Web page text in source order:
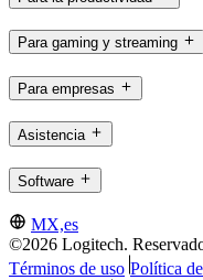
Para gaming y streaming
Para empresas
Asistencia
Software
MX,es
©2026 Logitech.
Términos de uso Política